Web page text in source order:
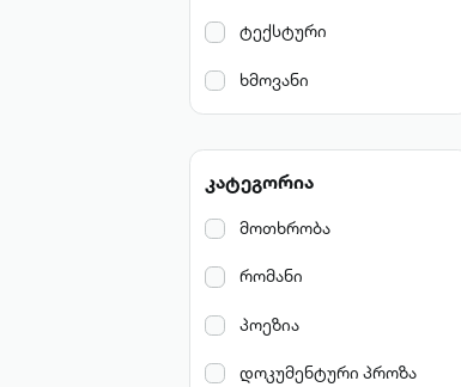
ტექსტური
ხმოვანი
კატეგორია
მოთხრობა
რომანი
პოეზია
დოკუმენტური პროზა